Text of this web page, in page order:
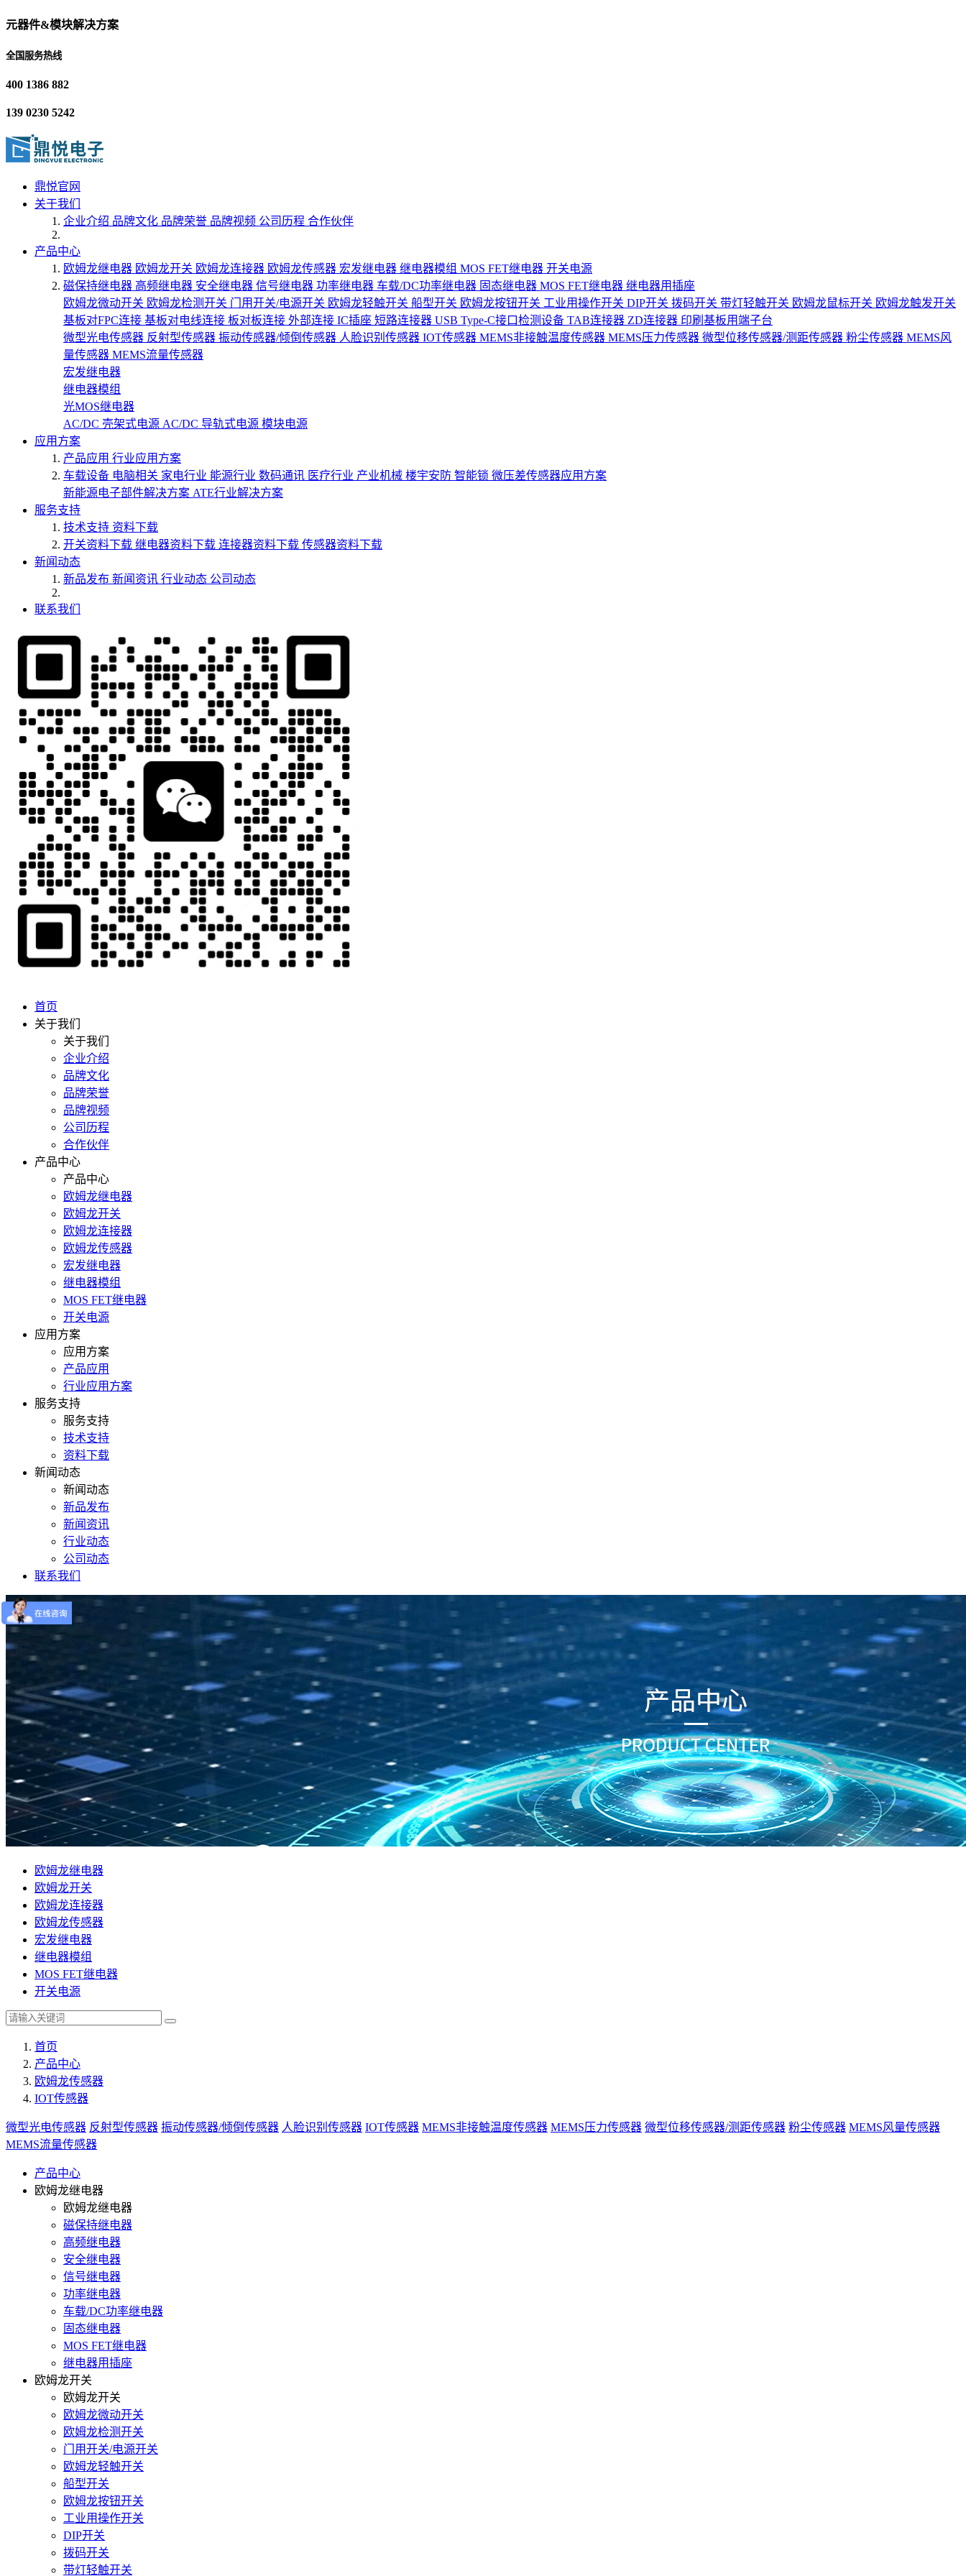
元器件&模块解决方案
全国服务热线
400 1386 882
139 0230 5242
鼎悦官网
关于我们
企业介绍 品牌文化 品牌荣誉 品牌视频 公司历程 合作伙伴
产品中心
欧姆龙继电器 欧姆龙开关 欧姆龙连接器 欧姆龙传感器 宏发继电器 继电器模组 MOS FET继电器 开关电源
磁保持继电器 高频继电器 安全继电器 信号继电器 功率继电器 车载/DC功率继电器 固态继电器 MOS FET继电器 继电器用插座
欧姆龙微动开关 欧姆龙检测开关 门用开关/电源开关 欧姆龙轻触开关 船型开关 欧姆龙按钮开关 工业用操作开关 DIP开关 拨码开关 带灯轻触开关 欧姆龙鼠标开关 欧姆龙触发开关
基板对FPC连接 基板对电线连接 板对板连接 外部连接 IC插座 短路连接器 USB Type-C接口检测设备 TAB连接器 ZD连接器 印刷基板用端子台
微型光电传感器 反射型传感器 振动传感器/倾倒传感器 人脸识别传感器 IOT传感器 MEMS非接触温度传感器 MEMS压力传感器 微型位移传感器/测距传感器 粉尘传感器 MEMS风
量传感器 MEMS流量传感器
宏发继电器
继电器模组
光MOS继电器
AC/DC 壳架式电源 AC/DC 导轨式电源 模块电源
应用方案
产品应用 行业应用方案
车载设备 电脑相关 家电行业 能源行业 数码通讯 医疗行业 产业机械 楼宇安防 智能锁 微压差传感器应用方案
新能源电子部件解决方案 ATE行业解决方案
服务支持
技术支持 资料下载
开关资料下载 继电器资料下载 连接器资料下载 传感器资料下载
新闻动态
新品发布 新闻资讯 行业动态 公司动态
联系我们
首页
关于我们
关于我们
企业介绍
品牌文化
品牌荣誉
品牌视频
公司历程
合作伙伴
产品中心
产品中心
欧姆龙继电器
欧姆龙开关
欧姆龙连接器
欧姆龙传感器
宏发继电器
继电器模组
MOS FET继电器
开关电源
应用方案
应用方案
产品应用
行业应用方案
服务支持
服务支持
技术支持
资料下载
新闻动态
新闻动态
新品发布
新闻资讯
行业动态
公司动态
联系我们
欧姆龙继电器
欧姆龙开关
欧姆龙连接器
欧姆龙传感器
宏发继电器
继电器模组
MOS FET继电器
开关电源
首页
产品中心
欧姆龙传感器
IOT传感器
微型光电传感器 反射型传感器 振动传感器/倾倒传感器 人脸识别传感器 IOT传感器 MEMS非接触温度传感器 MEMS压力传感器 微型位移传感器/测距传感器 粉尘传感器 MEMS风量传感器
MEMS流量传感器
产品中心
欧姆龙继电器
欧姆龙继电器
磁保持继电器
高频继电器
安全继电器
信号继电器
功率继电器
车载/DC功率继电器
固态继电器
MOS FET继电器
继电器用插座
欧姆龙开关
欧姆龙开关
欧姆龙微动开关
欧姆龙检测开关
门用开关/电源开关
欧姆龙轻触开关
船型开关
欧姆龙按钮开关
工业用操作开关
DIP开关
拨码开关
带灯轻触开关